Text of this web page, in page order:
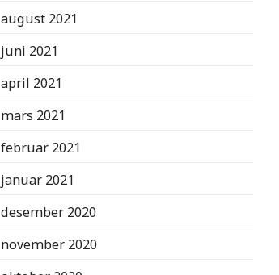
august 2021
juni 2021
april 2021
mars 2021
februar 2021
januar 2021
desember 2020
november 2020